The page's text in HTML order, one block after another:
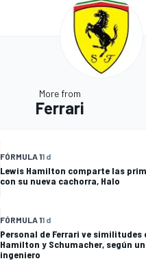
More from
Ferrari
FÓRMULA 11 d
Lewis Hamilton comparte las
con su nueva cachorra, Halo
FÓRMULA 11 d
Personal de Ferrari ve similitudes
Hamilton y Schumacher, según
ingeniero